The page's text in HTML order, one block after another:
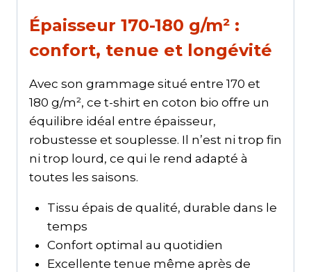
Épaisseur 170-180 g/m² :
confort, tenue et longévité
Avec son grammage situé entre 170 et
180 g/m², ce t-shirt en coton bio offre un
équilibre idéal entre épaisseur,
robustesse et souplesse. Il n’est ni trop fin
ni trop lourd, ce qui le rend adapté à
toutes les saisons.
Tissu épais de qualité, durable dans le
temps
Confort optimal au quotidien
Excellente tenue même après de